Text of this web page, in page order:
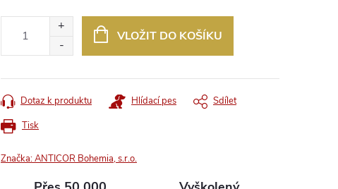
VLOŽIT DO KOŠÍKU
Tisk
Dotaz k produktu Hlídací pes Sdílet
Značka:ANTICOR Bohemia, s.r.o.